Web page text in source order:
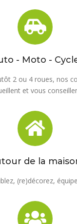
- Moto -
2 ou 4 roues, nos
et vous
de la
(re)décorez,